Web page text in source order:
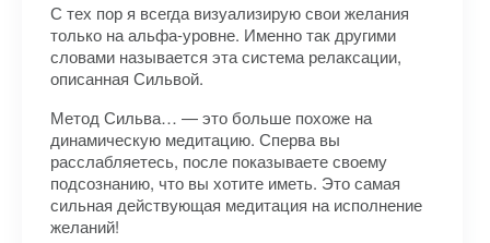
С тех пор я всегда визуализирую свои желания
только на альфа-уровне. Именно так другими
словами называется эта система релаксации,
описанная Сильвой.
Метод Сильва… — это больше похоже на
динамическую медитацию. Сперва вы
расслабляетесь, после показываете своему
подсознанию, что вы хотите иметь. Это самая
сильная действующая медитация на исполнение
желаний!